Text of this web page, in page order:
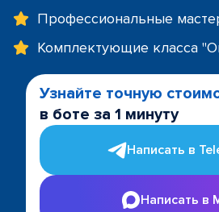
Профессиональные
Комплектующие класса
Узнайте точную
в боте за 1 минуту
Написать в
Написать в